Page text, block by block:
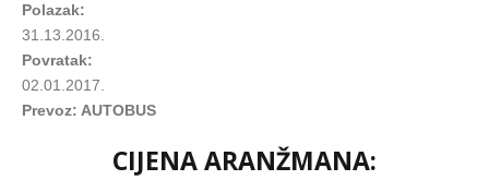
Polazak:
31.13.2016.
Povratak:
02.01.2017.
Prevoz: AUTOBUS
CIJENA ARANŽMANA: